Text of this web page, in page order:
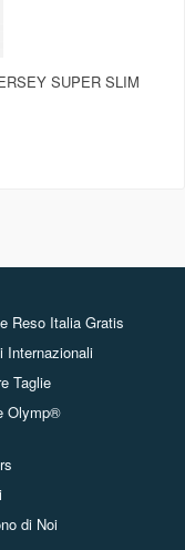
SUPER SLIM
Reso Italia Gratis
Internazionali
Taglie
Olymp®
di Noi